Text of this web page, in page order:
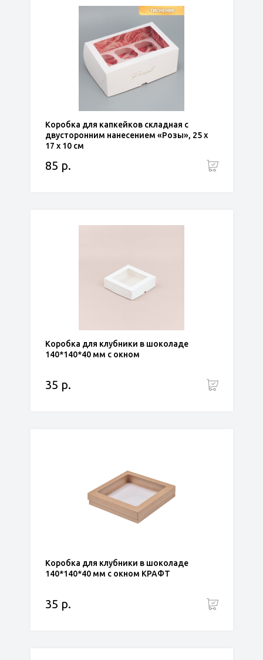
Коробка для капкейков складная с
двусторонним нанесением «Розы», 25 х
17 х 10 см
85 р.
Коробка для клубники в шоколаде
140*140*40 мм с окном
35 р.
Коробка для клубники в шоколаде
140*140*40 мм с окном КРАФТ
35 р.